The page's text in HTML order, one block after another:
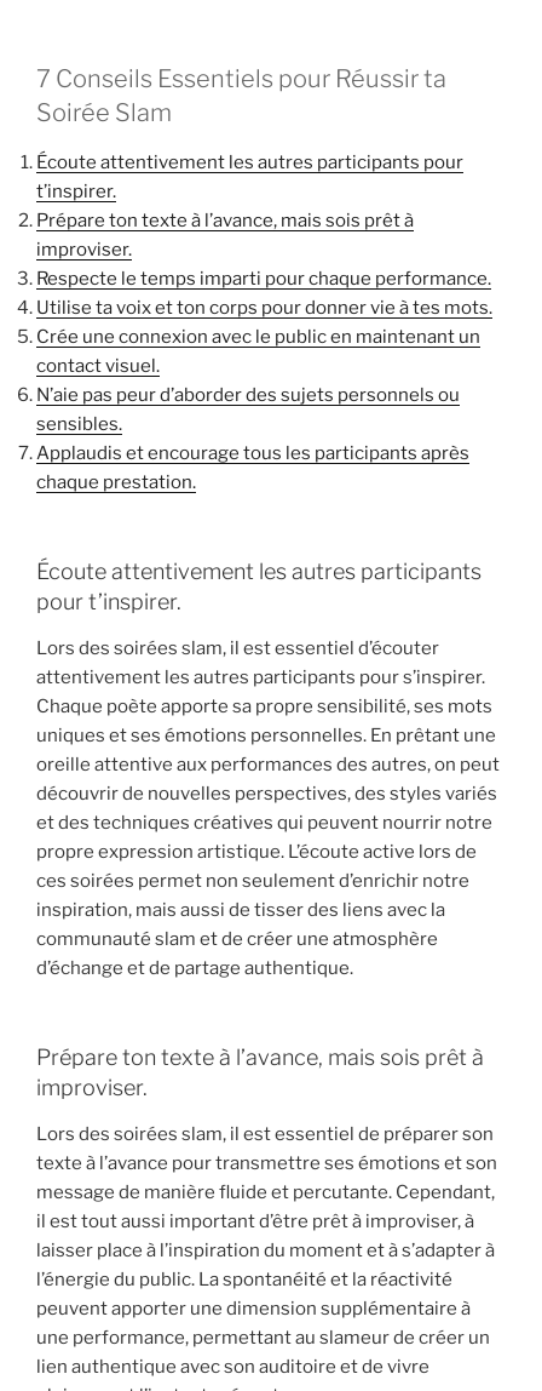
7 Conseils Essentiels pour Réussir ta
Soirée Slam
Écoute attentivement les autres participants pour
t’inspirer.
Prépare ton texte à l’avance, mais sois prêt à
improviser.
Respecte le temps imparti pour chaque performance.
Utilise ta voix et ton corps pour donner vie à tes mots.
Crée une connexion avec le public en maintenant un
contact visuel.
N’aie pas peur d’aborder des sujets personnels ou
sensibles.
Applaudis et encourage tous les participants après
chaque prestation.
Écoute attentivement les autres participants
pour t’inspirer.
Lors des soirées slam, il est essentiel d’écouter
attentivement les autres participants pour s’inspirer.
Chaque poète apporte sa propre sensibilité, ses mots
uniques et ses émotions personnelles. En prêtant une
oreille attentive aux performances des autres, on peut
découvrir de nouvelles perspectives, des styles variés
et des techniques créatives qui peuvent nourrir notre
propre expression artistique. L’écoute active lors de
ces soirées permet non seulement d’enrichir notre
inspiration, mais aussi de tisser des liens avec la
communauté slam et de créer une atmosphère
d’échange et de partage authentique.
Prépare ton texte à l’avance, mais sois prêt à
improviser.
Lors des soirées slam, il est essentiel de préparer son
texte à l’avance pour transmettre ses émotions et son
message de manière fluide et percutante. Cependant,
il est tout aussi important d’être prêt à improviser, à
laisser place à l’inspiration du moment et à s’adapter à
l’énergie du public. La spontanéité et la réactivité
peuvent apporter une dimension supplémentaire à
une performance, permettant au slameur de créer un
lien authentique avec son auditoire et de vivre